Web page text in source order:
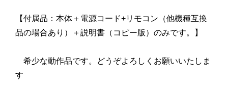
【付属品：本体＋電源コード+リモコン（他機種互換
品の場合あり）＋説明書（コピー版）のみです。】
希少な動作品です。どうぞよろしくお願いいたしま
す